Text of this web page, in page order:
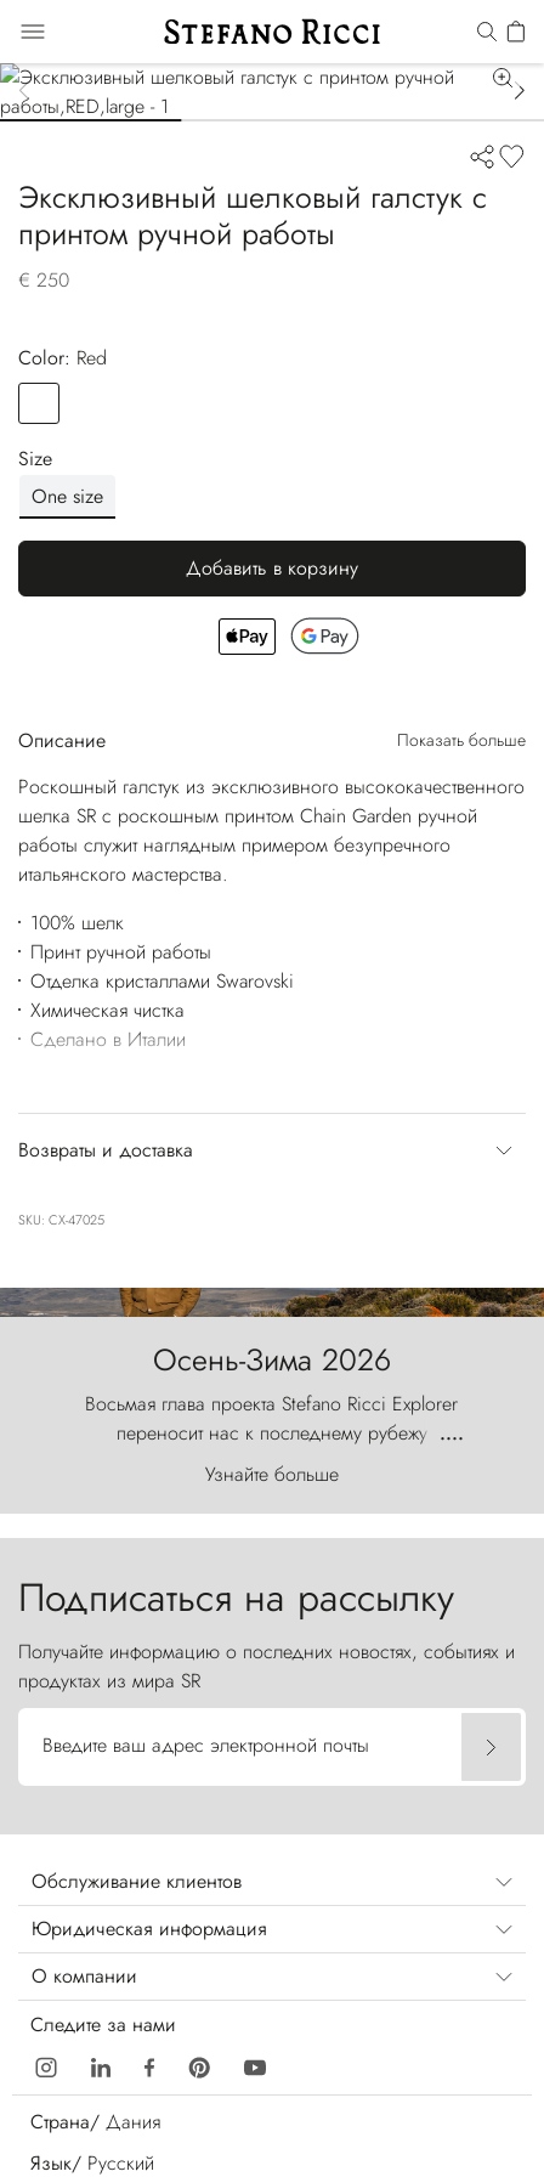
Эксклюзивный шелковый галстук с
принтом ручной работы
€ 250
Color:
red
Size
One size
Добавить в корзину
Описание Показать больше
Роскошный галстук из эксклюзивного высококачественного
шелка SR с роскошным принтом Chain Garden ручной
работы служит наглядным примером безупречного
итальянского мастерства.
100% шелк
Принт ручной работы
Отделка кристаллами Swarovski
Химическая чистка
Сделано в Италии
Возвраты и доставка
SKU: CX-47025
Осень-Зима 2026
Восьмая глава проекта Stefano Ricci Explorer
переносит нас к последнему рубежу
первозданного мира, где ветер с
первобытной яростью ваяет ландшафт, а пики
Торрес-дель-Пайне, словно каменные стражи,
....
Узнайте больше
Подписаться на рассылку
Получайте информацию о последних новостях, событиях и
продуктах из мира SR
Введите ваш адрес электронной почты
Обслуживание клиентов
Юридическая информация
О компании
Следите за нами
Страна/ Дания
Язык/ Русский